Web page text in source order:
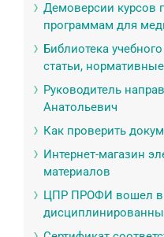
Демоверсии курсов
программам для
Библиотека
статьи,
Руководитель
Анатольевич
Как проверить
Интернет-магазин
материалов
ЦПР ПРОФИ вошел в